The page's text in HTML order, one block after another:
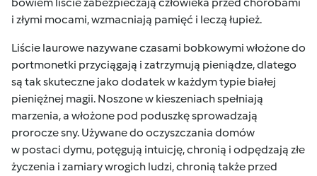
i złymi mocami, wzmacniają pamięć i leczą łupież.
Liście laurowe nazywane czasami bobkowymi włożone do
portmonetki przyciągają i zatrzymują pieniądze, dlatego
są tak skuteczne jako dodatek w każdym typie białej
pieniężnej magii. Noszone w kieszeniach spełniają
marzenia, a włożone pod poduszkę sprowadzają
prorocze sny. Używane do oczyszczania domów
w postaci dymu, potęgują intuicję, chronią i odpędzają złe
życzenia i zamiary wrogich ludzi, chronią także przed